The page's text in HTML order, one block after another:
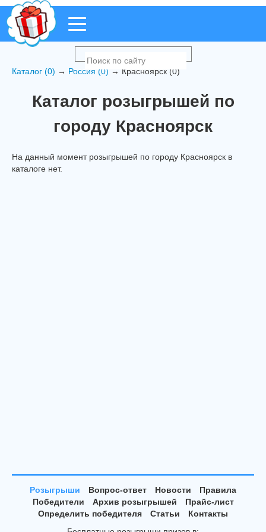
Каталог (0) → Россия (0) → Красноярск (0)
Каталог розыгрышей по
городу Красноярск
На данный момент розыгрышей по городу Красноярск в
каталоге нет.
Розыгрыши Вопрос-ответ Новости
Правила
Победители
Архив розыгрышей
Прайс-лист
Определить победителя
Статьи
Контакты